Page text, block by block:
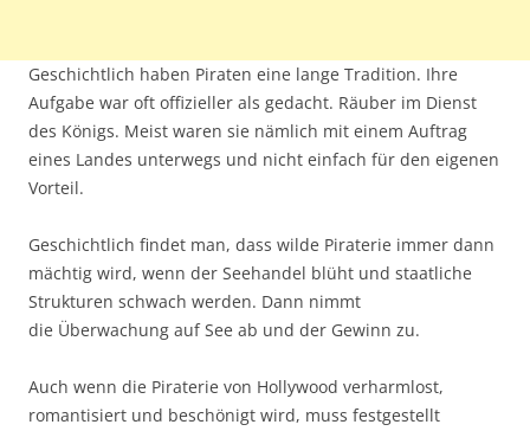
Geschichtlich haben Piraten eine lange Tradition. Ihre
Aufgabe war oft offizieller als gedacht. Räuber im Dienst
des Königs. Meist waren sie nämlich mit einem Auftrag
eines Landes unterwegs und nicht einfach für den eigenen
Vorteil.
Geschichtlich findet man, dass wilde Piraterie immer dann
mächtig wird, wenn der Seehandel blüht und staatliche
Strukturen schwach werden. Dann nimmt
die Überwachung auf See ab und der Gewinn zu.
Auch wenn die Piraterie von Hollywood verharmlost,
romantisiert und beschönigt wird, muss festgestellt